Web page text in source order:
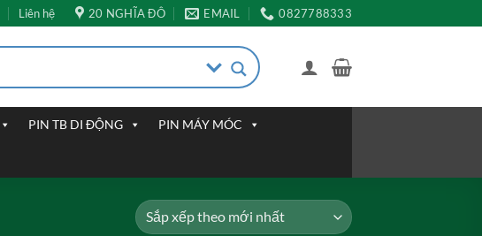
Liên hệ 20 NGHĨA ĐÔ EMAIL 0827788333
PIN TB DI ĐỘNG PIN MÁY MÓC